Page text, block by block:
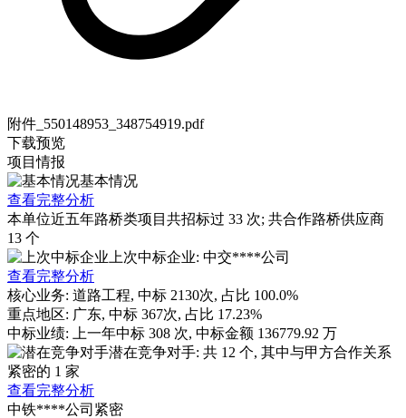
附件_550148953_348754919.pdf
下载预览
项目情报
基本情况
查看完整分析
本单位近五年路桥类项目共招标过 33 次; 共合作路桥供应商
13 个
上次中标企业: 中交****公司
查看完整分析
核心业务: 道路工程, 中标 2130次, 占比 100.0%
重点地区: 广东, 中标 367次, 占比 17.23%
中标业绩:
上一年中标 308 次, 中标金额 136779.92 万
潜在竞争对手: 共 12 个, 其中与甲方合作关系
紧密的 1 家
查看完整分析
中铁****公司 紧密